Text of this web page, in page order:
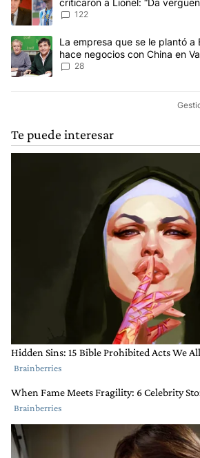
criticaron a Lionel: “Da
anti-Messi”
122
Un artículo de tendencia con el título "La
La empresa que se le plantó a
hace negocios con China en
28